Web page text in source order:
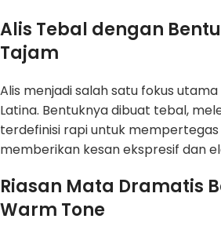
Alis Tebal dengan
Tajam
Alis menjadi salah satu fokus
Latina. Bentuknya dibuat tebal,
terdefinisi rapi untuk
memberikan kesan ekspresif dan
Riasan Mata Dramatis
Warm Tone